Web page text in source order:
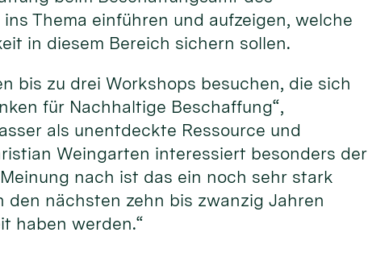
Thema einführen und aufzeigen, welche
in diesem Bereich sichern sollen.
bis zu drei Workshops besuchen, die sich
für Nachhaltige Beschaffung“,
als unentdeckte Ressource und
Weingarten interessiert besonders der
nach ist das ein noch sehr stark
den nächsten zehn bis zwanzig Jahren
haben werden.“